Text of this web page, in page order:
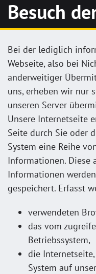
Besuch
Bei der lediglich
Webseite, also bei
anderweitiger
uns, erheben wir nur
unseren Server
Unsere Internetseite
Seite durch Sie oder
System eine Reihe
Informationen. Diese
Informationen
gespeichert. Erfasst
verwendeten
das vom
Betriebssystem,
die
System auf